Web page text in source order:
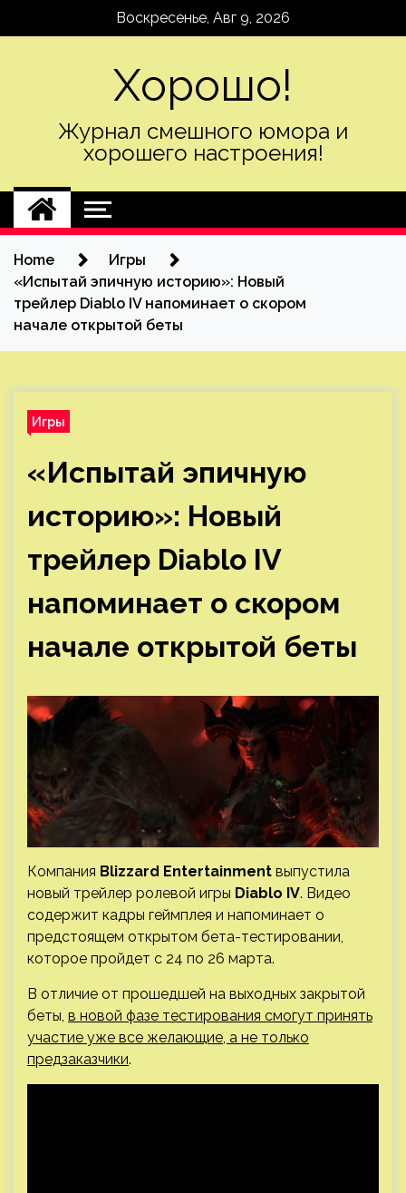
Воскресенье, Авг 9, 2026
Хорошо!
Журнал смешного юмора и
хорошего настроения!
Home
Игры
«Испытай эпичную историю»: Новый
трейлер Diablo IV напоминает о скором
начале открытой беты
Игры
«Испытай эпичную
историю»: Новый
трейлер Diablo IV
напоминает о скором
начале открытой беты
Компания Blizzard Entertainment выпустила
новый трейлер ролевой игры Diablo IV. Видео
содержит кадры геймплея и напоминает о
предстоящем открытом бета-тестировании,
которое пройдет с 24 по 26 марта.
В отличие от прошедшей на выходных закрытой
беты, в новой фазе тестирования смогут принять
участие уже все желающие, а не только
предзаказчики.